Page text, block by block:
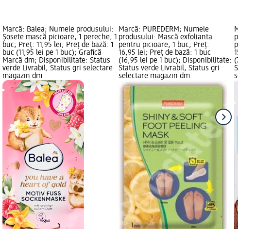
Marcă: Balea; Numele produsului:
Șosete mască picioare, 1 pereche, 1
buc; Preț: 11,95 lei; Preț de bază: 1
buc (11,95 lei pe 1 buc); Grafică
Marcă dm; Disponibilitate: Status
verde Livrabil, Status gri selectare
magazin dm
Marcă: PUREDERM; Numele
produsului: Mască exfolianta
pentru picioare, 1 buc; Preț:
16,95 lei; Preț de bază: 1 buc
(16,95 lei pe 1 buc); Disponibilitate:
Status verde Livrabil, Status gri
selectare magazin dm
Marcă: 7th
produsului:
pentru
15,15 lei;
(7,58 lei pe
Status
selectare